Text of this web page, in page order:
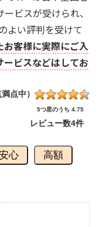
ビスが受けられ、
よい評判を受けて
お客様に実際にご入
ビスなどはしてお
点中）
5つ星のうち 4.75
レビュー数4件
心 高額